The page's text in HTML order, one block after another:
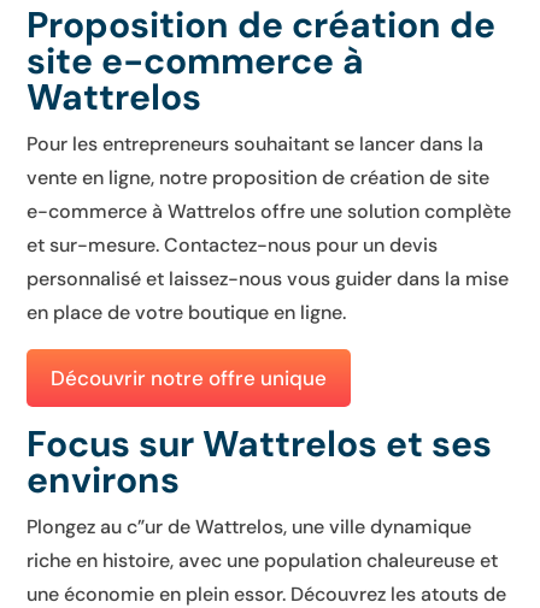
Proposition de création de
site e-commerce à
Wattrelos
Pour les entrepreneurs souhaitant se lancer dans la
vente en ligne, notre proposition de création de site
e-commerce à Wattrelos offre une solution complète
et sur-mesure. Contactez-nous pour un devis
personnalisé et laissez-nous vous guider dans la mise
en place de votre boutique en ligne.
Découvrir notre offre unique
Focus sur Wattrelos et ses
environs
Plongez au c”ur de Wattrelos, une ville dynamique
riche en histoire, avec une population chaleureuse et
une économie en plein essor. Découvrez les atouts de